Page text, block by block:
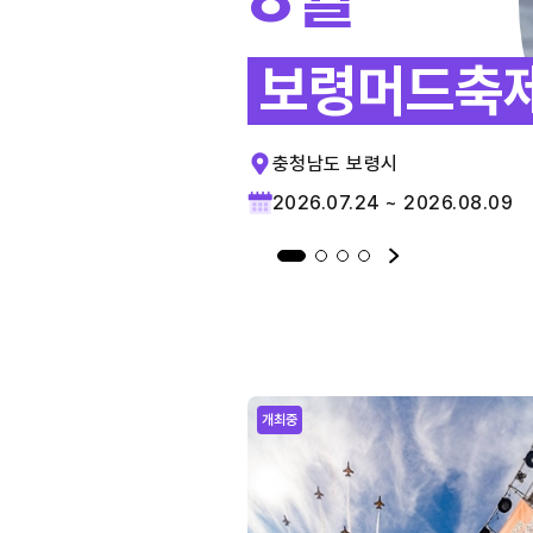
보령머드축
충청남도 보령시
2026.07.24 ~ 2026.08.09
개최중